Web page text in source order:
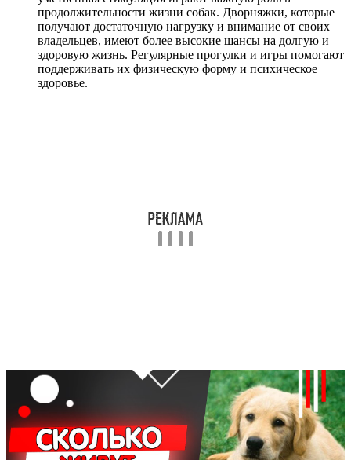
продолжительности жизни собак. Дворняжки, которые
получают достаточную нагрузку и внимание от своих
владельцев, имеют более высокие шансы на долгую и
здоровую жизнь. Регулярные прогулки и игры помогают
поддерживать их физическую форму и психическое
здоровье.